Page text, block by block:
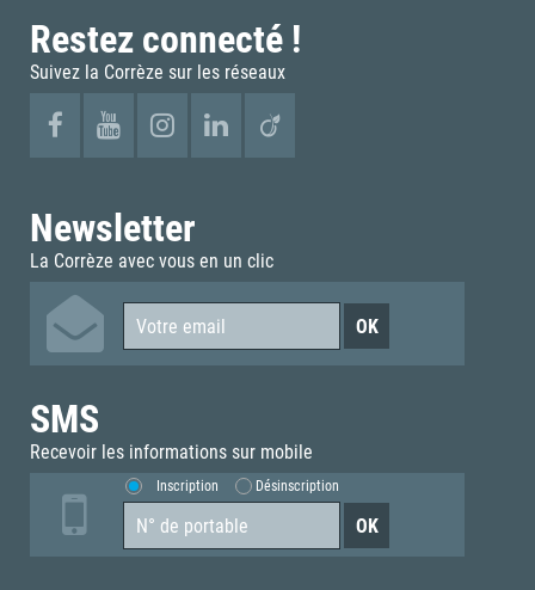
Restez connecté !
Suivez la Corrèze sur les réseaux
Newsletter
La Corrèze avec vous en un clic
SMS
Recevoir les informations sur mobile
Inscription Désinscription